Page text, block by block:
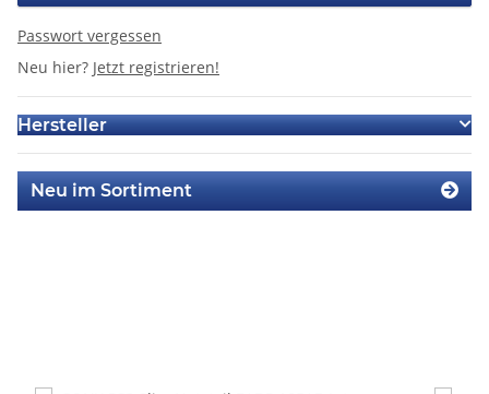
Passwort vergessen
Neu hier? Jetzt registrieren!
Hersteller
Neu im Sortiment